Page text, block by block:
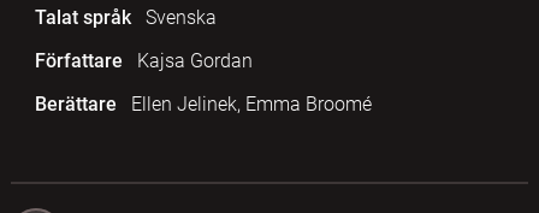
Talat språk
Svenska
Författare
Kajsa Gordan
Berättare
Ellen Jelinek, Emma Broomé